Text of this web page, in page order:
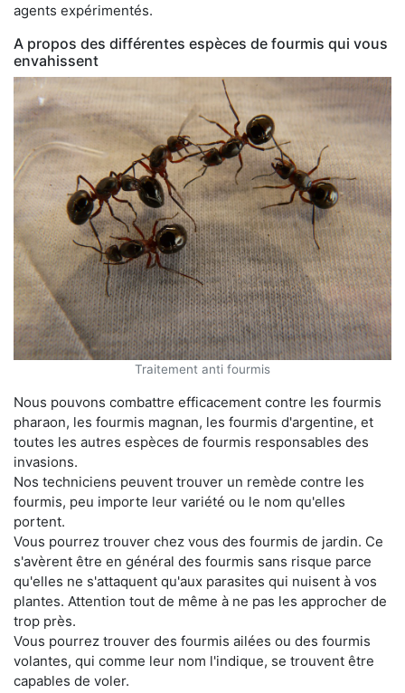
agents expérimentés.
A propos des différentes espèces de fourmis qui vous
envahissent
Traitement anti fourmis
Nous pouvons combattre efficacement contre les fourmis
pharaon, les fourmis magnan, les fourmis d'argentine, et
toutes les autres espèces de fourmis responsables des
invasions.
Nos techniciens peuvent trouver un remède contre les
fourmis, peu importe leur variété ou le nom qu'elles
portent.
Vous pourrez trouver chez vous des fourmis de jardin. Ce
s'avèrent être en général des fourmis sans risque parce
qu'elles ne s'attaquent qu'aux parasites qui nuisent à vos
plantes. Attention tout de même à ne pas les approcher de
trop près.
Vous pourrez trouver des fourmis ailées ou des fourmis
volantes, qui comme leur nom l'indique, se trouvent être
capables de voler.